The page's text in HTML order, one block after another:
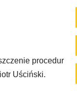
procedur
Uściński.